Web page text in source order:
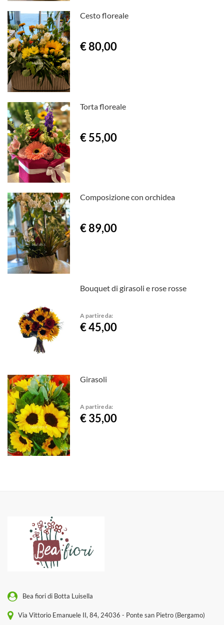
Cesto floreale
€ 80,00
Torta floreale
€ 55,00
Composizione con orchidea
€ 89,00
Bouquet di girasoli e rose rosse
A partire da:
€ 45,00
Girasoli
A partire da:
€ 35,00
Bea fiori di Botta Luisella
Via Vittorio Emanuele II, 84, 24036 - Ponte san Pietro (Bergamo)